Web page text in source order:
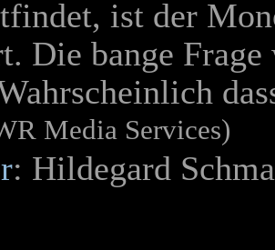
ist der
Die bange
Media Services)
: Hildegard